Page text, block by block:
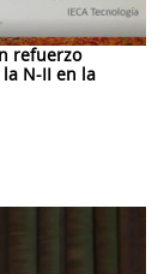
refuerzo
N-II en la